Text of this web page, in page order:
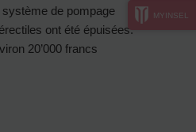
MYINSEL
de pompage
ont été épuisées.
20’000 francs